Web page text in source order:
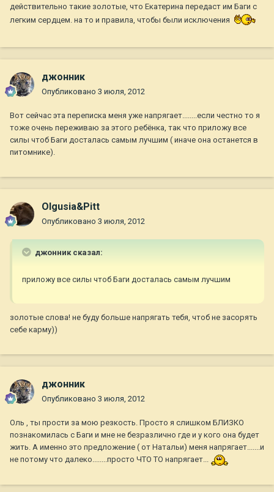
действительно такие золотые, что Екатерина передаст им Баги с
легким сердцем. на то и правила, чтобы были исключения
джонник
Опубликовано 3 июля, 2012
Вот сейчас эта переписка меня уже напрягает........если честно то я
тоже очень переживаю за этого ребёнка, так что приложу все
силы чтоб Баги досталась самым лучшим ( иначе она останется в
питомнике).
Olgusia&Pitt
Опубликовано 3 июля, 2012
джонник сказал:
приложу все силы чтоб Баги досталась самым лучшим
золотые слова! не буду больше напрягать тебя, чтоб не засорять
себе карму))
джонник
Опубликовано 3 июля, 2012
Оль , ты прости за мою резкость. Просто я слишком БЛИЗКО
познакомилась с Баги и мне не безразлично где и у кого она будет
жить. А именно это предложение ( от Натальи) меня напрягает.......и
не потому что далеко........просто ЧТО ТО напрягает...